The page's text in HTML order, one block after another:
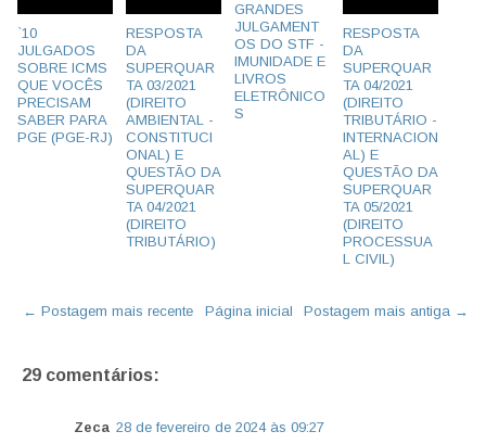
`10
JULGADOS
SOBRE ICMS
QUE VOCÊS
PRECISAM
SABER PARA
PGE (PGE-RJ)
RESPOSTA
DA
SUPERQUAR
TA 03/2021
(DIREITO
AMBIENTAL -
CONSTITUCI
ONAL) E
QUESTÃO DA
SUPERQUAR
TA 04/2021
(DIREITO
TRIBUTÁRIO)
GRANDES
JULGAMENT
OS DO STF -
IMUNIDADE E
LIVROS
ELETRÔNICO
S
RESPOSTA
DA
SUPERQUAR
TA 04/2021
(DIREITO
TRIBUTÁRIO -
INTERNACION
AL) E
QUESTÃO DA
SUPERQUAR
TA 05/2021
(DIREITO
PROCESSUA
L CIVIL)
← Postagem mais recente Postagem mais antiga →
Página inicial
29 comentários:
Zeca 28 de fevereiro de 2024 às 09:27